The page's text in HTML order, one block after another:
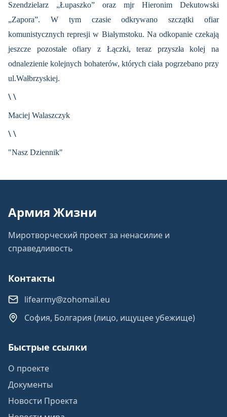
Szendzielarz „Łupaszko” oraz mjr Hieronim Dekutowski
„Zapora”. W tym czasie odkrywano szczątki ofiar
komunistycznych represji w Białymstoku. Na odkopanie czekają
jeszcze pozostałe ofiary z Łączki, teraz przyszła kolej na
odnalezienie kolejnych bohaterów, których ciała pogrzebano przy
ul.Wałbrzyskiej.
\ \
Maciej Walaszczyk
\ \
"Nasz Dziennik"
Армия Жизни
Миротворческий проект за ненасилие и
справедливость
Контакты
lifearmy@zohomail.eu
София, Болгария (лицо, ищущее убежище)
Быстрые ссылки
О проекте
Документы
Новости Проекта